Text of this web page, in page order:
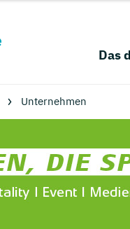
Das
Unternehmen